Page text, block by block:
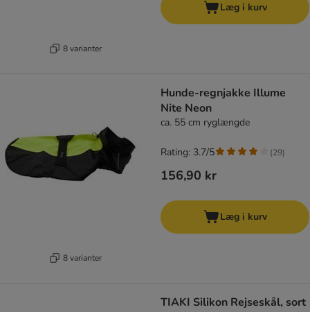
8 varianter
Læg i kurv
8 varianter
Hunde-regnjakke Illume
Nite Neon
ca. 55 cm ryglængde
156,90 kr
Rating: 3.7/5 (29)
Læg i kurv
TIAKI Silikon Rejseskål, sort